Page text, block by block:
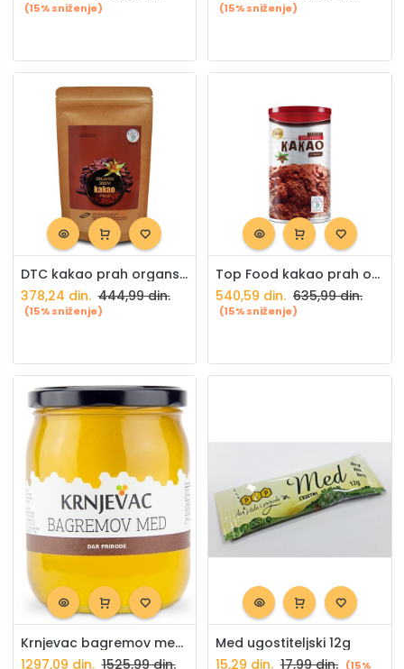
(15% sniženje) (15% sniženje)
DTC kakao prah organski sirovi 100g
378,24 din. 444,99din.
(15% sniženje)
Top Food kakao prah organski sirovi 200g
540,59 din. 635,99din.
(15% sniženje)
Krnjevac bagremov med 720g
1297,09 din. 1525,99din.
Med ugostiteljski 12g
15,29 din. 17,99din. (15%